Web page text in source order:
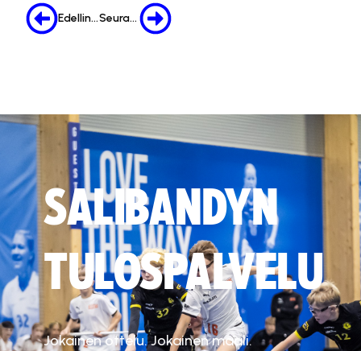
Edellinen Seuraava
SALIBANDYN
TULOSPALVELU
Jokainen ottelu. Jokainen maali.